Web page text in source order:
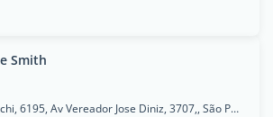
Smith
Av Giovani Gronchi, 6195, Av Vereador Jose Diniz, 3707,, São Paulo